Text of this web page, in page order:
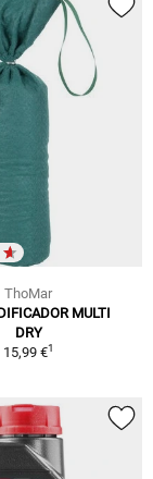
ThoMar
MULTI
DRY
15,99 €1